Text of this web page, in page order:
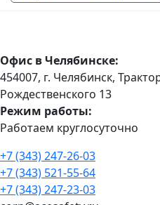
строительный контроль курс
технический контроль курс
документы строительство
строительный контроль
строительный контроль в
Офис в Челябинске:
454007, г. Челябинск,
Рождественского 13​
Режим работы:
Работаем круглосуточно
+7 (343) 247-26-03
+7 (343) 521-55-64
+7 (343) 247-23-03